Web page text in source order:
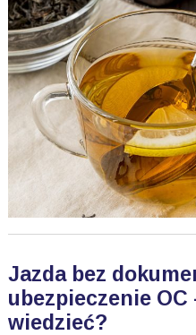
Jazda bez
ubezpieczenie OC
wiedzieć?